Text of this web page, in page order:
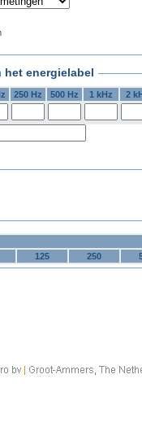
energielabel
250 Hz 500 Hz 1 kHz 2
125 250